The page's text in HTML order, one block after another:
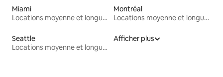
Miami
Locations moyenne et longue durée
Montréal
Locations moyenne et longue durée
Seattle
Locations moyenne et longue durée
Afficher plus